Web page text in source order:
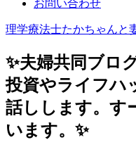
お問い合わせ
理学療法士たかちゃんと
✨夫婦共同ブロ
投資やライフハ
話しします。す
います。✨